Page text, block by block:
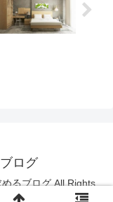
ログ
るブログ All Rights